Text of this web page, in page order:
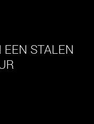
EEN STALEN